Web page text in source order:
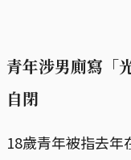
青年涉男廁寫「
自閉
18歲青年被指去年